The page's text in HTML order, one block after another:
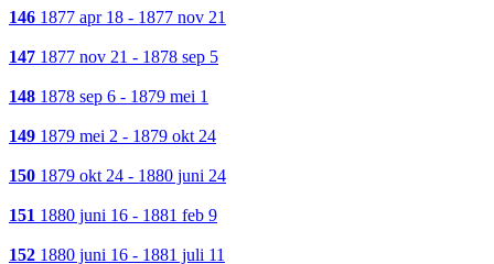
146 1877 apr 18 - 1877 nov 21
147 1877 nov 21 - 1878 sep 5
148 1878 sep 6 - 1879 mei 1
149 1879 mei 2 - 1879 okt 24
150 1879 okt 24 - 1880 juni 24
151 1880 juni 16 - 1881 feb 9
152 1880 juni 16 - 1881 juli 11